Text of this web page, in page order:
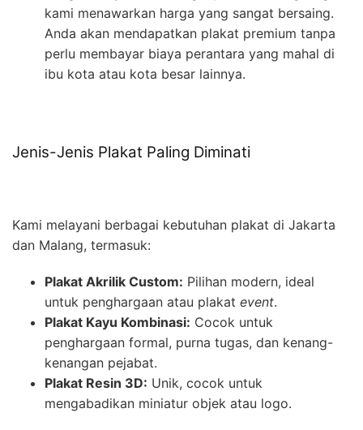
kami menawarkan harga yang sangat bersaing.
Anda akan mendapatkan plakat premium tanpa
perlu membayar biaya perantara yang mahal di
ibu kota atau kota besar lainnya.
Jenis-Jenis Plakat Paling Diminati
Kami melayani berbagai kebutuhan plakat di Jakarta
dan Malang, termasuk:
Plakat Akrilik Custom: Pilihan modern, ideal
untuk penghargaan atau plakat event.
Plakat Kayu Kombinasi: Cocok untuk
penghargaan formal, purna tugas, dan kenang-
kenangan pejabat.
Plakat Resin 3D: Unik, cocok untuk
mengabadikan miniatur objek atau logo.